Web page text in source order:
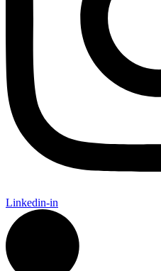
Linkedin-in